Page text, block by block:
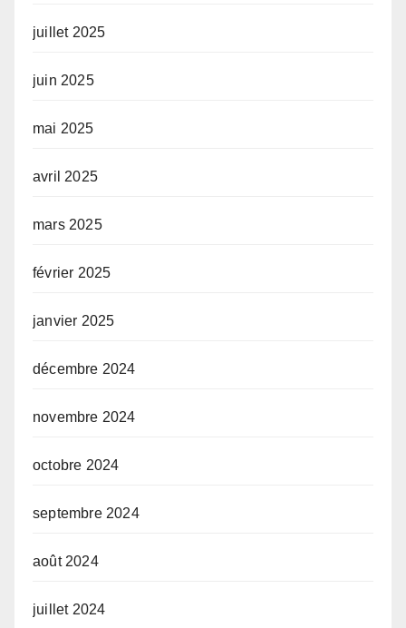
juillet 2025
juin 2025
mai 2025
avril 2025
mars 2025
février 2025
janvier 2025
décembre 2024
novembre 2024
octobre 2024
septembre 2024
août 2024
juillet 2024